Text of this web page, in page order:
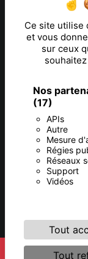
Ce site utilise
et vous
sur ceux
Nos
(17)
APIs
Autre
Mesure
Régies
Réseaux
Support
Vidéos
Tout
Tout
En cochant
particulières
** Les données
aux fins de vous
ses sous-
rectification,
d’opposition, de
du droit
contrôle, ainsi
mortem. Vous
courrier
demandé. Nous
prise de contact
fins probatoire et